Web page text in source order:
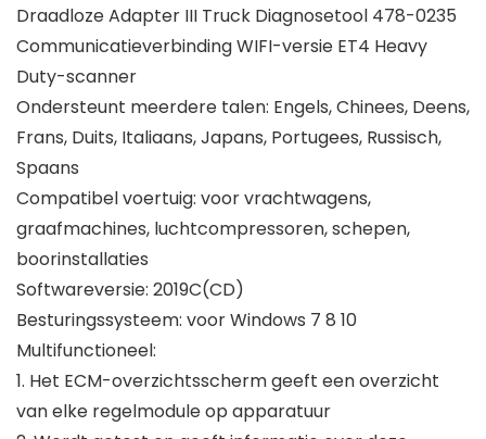
Draadloze Adapter III Truck Diagnosetool 478-0235
Communicatieverbinding WIFI-versie ET4 Heavy
Duty-scanner
Ondersteunt meerdere talen: Engels, Chinees, Deens,
Frans, Duits, Italiaans, Japans, Portugees, Russisch,
Spaans
Compatibel voertuig: voor vrachtwagens,
graafmachines, luchtcompressoren, schepen,
boorinstallaties
Softwareversie: 2019C(CD)
Besturingssysteem: voor Windows 7 8 10
Multifunctioneel:
1. Het ECM-overzichtsscherm geeft een overzicht
van elke regelmodule op apparatuur